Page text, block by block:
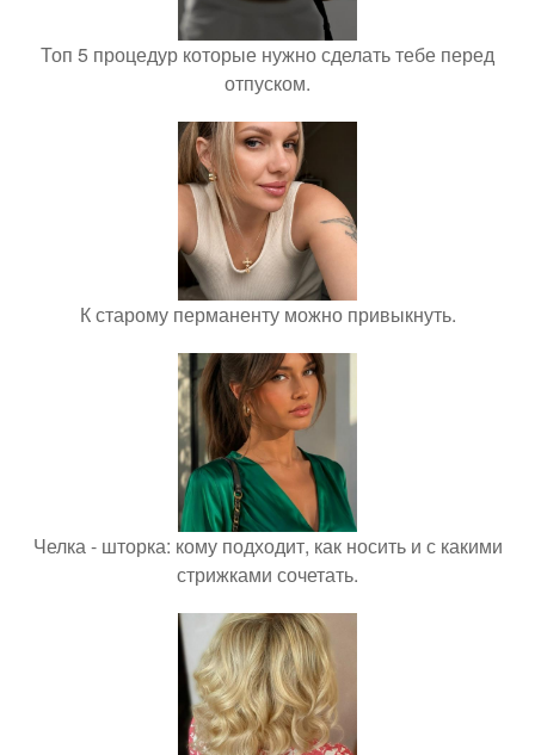
Топ 5 процедур которые нужно сделать тебе перед
отпуском.
К старому перманенту можно привыкнуть.
Челка - шторка: кому подходит, как носить и с какими
стрижками сочетать.